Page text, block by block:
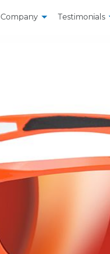
Company Testimonials